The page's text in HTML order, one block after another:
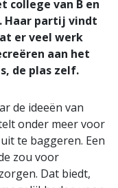
college van B en
Haar partij vindt
er veel werk
aan het
de plas zelf.
de ideeën van
onder meer voor
te baggeren. Een
zou voor
Dat biedt,